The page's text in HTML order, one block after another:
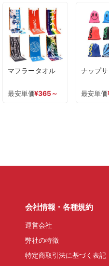
マフラータオル
最安単価¥365～
ナップサ
最安単価
会社情報・各種規約
運営会社
弊社の特徴
特定商取引法に基づく表記